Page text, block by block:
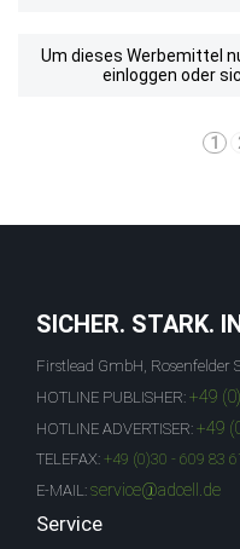
Um dieses Werbemittel
einloggen oder
1
SICHER. STARK.
Firstlead GmbH, Rosenfelder
HOTLINE PUBLISHER: +49
HOTLINE ADVERTISER: +49
TELEFAX: +49 (0)30 - 609 83
E-MAIL: service@adcell.de
Service